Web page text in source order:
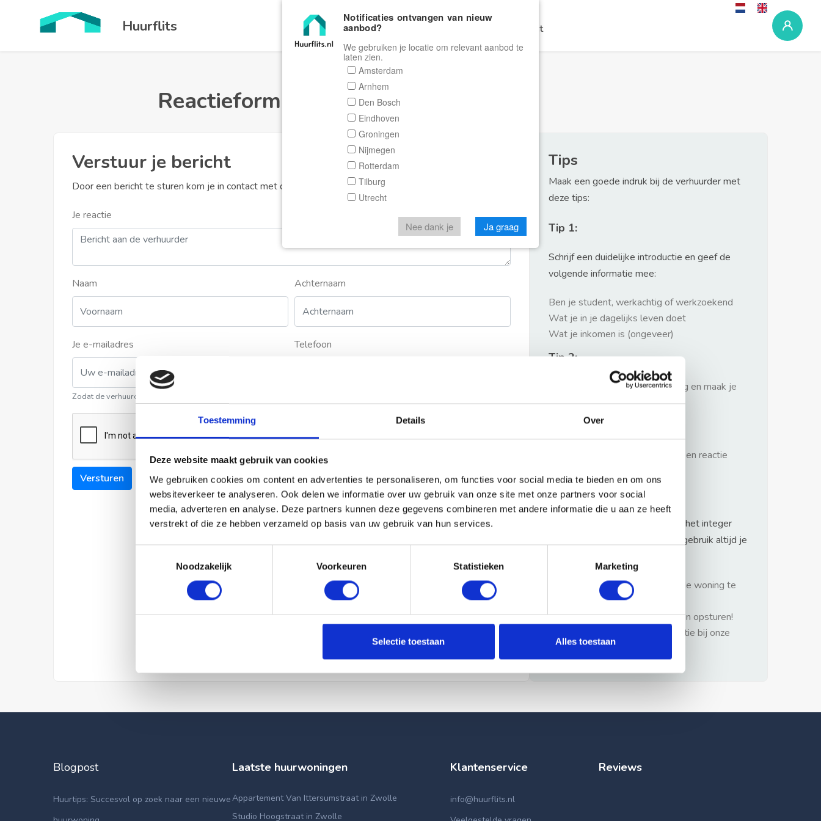
Toestemming Details Over
Deze website maakt gebruik van cookies
We gebruiken cookies om content en advertenties te personaliseren, om functies voor social media te bieden en om ons
websiteverkeer te analyseren. Ook delen we informatie over uw gebruik van onze site met onze partners voor social
media, adverteren en analyse. Deze partners kunnen deze gegevens combineren met andere informatie die u aan ze heeft
verstrekt of die ze hebben verzameld op basis van uw gebruik van hun services.
Noodzakelijk
Voorkeuren Statistieken Marketing
Selectie toestaan Alles toestaan
Huurflits Home Zoeken Contact
Reactieformulier Huurflits
Verstuur je bericht
Door een bericht te sturen kom je in contact met de aanbieder of makelaar van de woning.
Je reactie
Naam Achternaam
Je e-mailadres
Zodat de verhuurder contact met u kan opnemen
Telefoon
Versturen
Tips
Maak een goede indruk bij de verhuurder met
deze tips:
Tip 1:
Schrijf een duidelijke introductie en geef de
volgende informatie mee:
Ben je student, werkachtig of werkzoekend
Wat je in je dagelijks leven doet
Wat je inkomen is (ongeveer)
Tip 2:
Wees beleefd, niet te langdradig en maak je
verhaal kort
Wacht niet met reageren. Snel een reactie
Waarschuwing
Huurflits hecht veel waarde aan het integer
handelen van verhuurders maar gebruik altijd je
1: Nooit vooraf betalen zonder de woning te
hebben gezien.
2: Geen persoonlijke documenten opsturen!
3: Meld bij misbruik de advertentie bij onze
klantenservice.
Blogpost
Huurtips: Succesvol op zoek naar een nieuwe
Laatste huurwoningen
Appartement Van Ittersumstraat in Zwolle
Studio Hoogstraat in Zwolle
Klantenservice
info@huurflits.nl
Reviews
Notificaties ontvangen van nieuw
aanbod?
We gebruiken je locatie om relevant aanbod te
laten zien.
Amsterdam
Arnhem
Den Bosch
Eindhoven
Groningen
Nijmegen
Rotterdam
Tilburg
Utrecht
Nee dank je Ja graag